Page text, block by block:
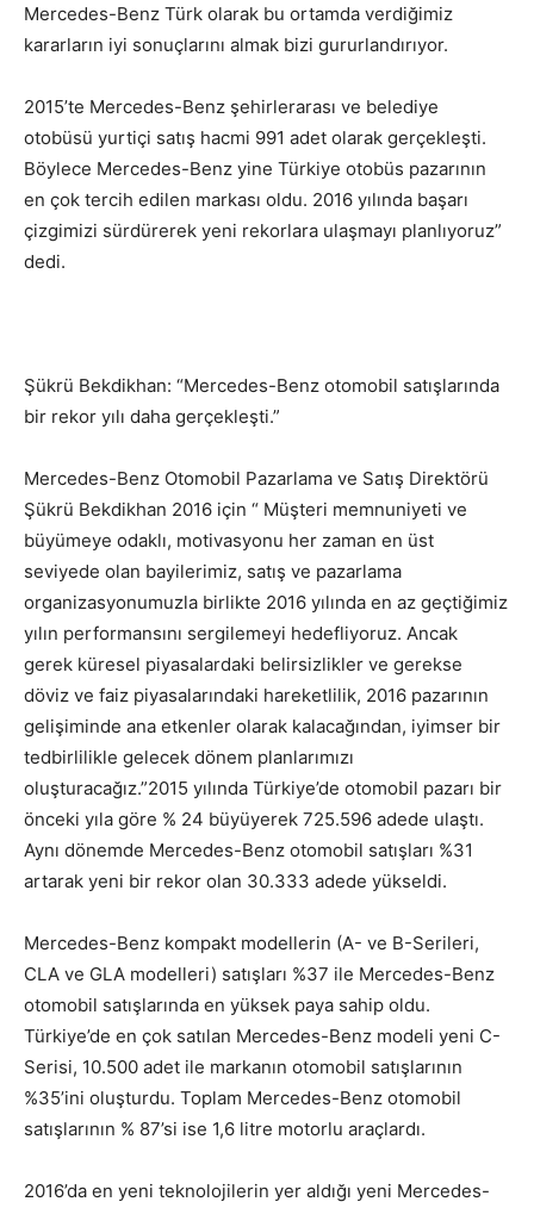
Mercedes-Benz Türk olarak bu ortamda verdiğimiz
kararların iyi sonuçlarını almak bizi gururlandırıyor.
2015’te Mercedes-Benz şehirlerarası ve belediye
otobüsü yurtiçi satış hacmi 991 adet olarak gerçekleşti.
Böylece Mercedes-Benz yine Türkiye otobüs pazarının
en çok tercih edilen markası oldu. 2016 yılında başarı
çizgimizi sürdürerek yeni rekorlara ulaşmayı planlıyoruz”
dedi.
Şükrü Bekdikhan: “Mercedes-Benz otomobil satışlarında
bir rekor yılı daha gerçekleşti.”
Mercedes-Benz Otomobil Pazarlama ve Satış Direktörü
Şükrü Bekdikhan 2016 için “ Müşteri memnuniyeti ve
büyümeye odaklı, motivasyonu her zaman en üst
seviyede olan bayilerimiz, satış ve pazarlama
organizasyonumuzla birlikte 2016 yılında en az geçtiğimiz
yılın performansını sergilemeyi hedefliyoruz. Ancak
gerek küresel piyasalardaki belirsizlikler ve gerekse
döviz ve faiz piyasalarındaki hareketlilik, 2016 pazarının
gelişiminde ana etkenler olarak kalacağından, iyimser bir
tedbirlilikle gelecek dönem planlarımızı
oluşturacağız.”2015 yılında Türkiye’de otomobil pazarı bir
önceki yıla göre % 24 büyüyerek 725.596 adede ulaştı.
Aynı dönemde Mercedes-Benz otomobil satışları %31
artarak yeni bir rekor olan 30.333 adede yükseldi.
Mercedes-Benz kompakt modellerin (A- ve B-Serileri,
CLA ve GLA modelleri) satışları %37 ile Mercedes-Benz
otomobil satışlarında en yüksek paya sahip oldu.
Türkiye’de en çok satılan Mercedes-Benz modeli yeni C-
Serisi, 10.500 adet ile markanın otomobil satışlarının
%35’ini oluşturdu. Toplam Mercedes-Benz otomobil
satışlarının % 87’si ise 1,6 litre motorlu araçlardı.
2016’da en yeni teknolojilerin yer aldığı yeni Mercedes-